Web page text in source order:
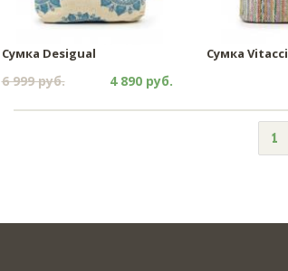
Сумка Desigual
6 999 руб. 4 890 руб.
Сумка Vitacci
1